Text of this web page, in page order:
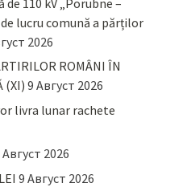
110 kV „Porubne –
lucru comună a părților
2026
ROMÂNI ÎN
(XI) 9 Август 2026
livra lunar rachete
Август 2026
9 Август 2026